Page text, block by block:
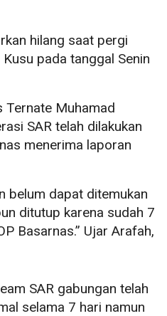
hilang saat pergi
pada tanggal Senin
Ternate Muhamad
SAR telah dilakukan
menerima laporan
belum dapat ditemukan
ditutup karena sudah 7
Basarnas.” Ujar Arafah,
SAR gabungan telah
selama 7 hari namun